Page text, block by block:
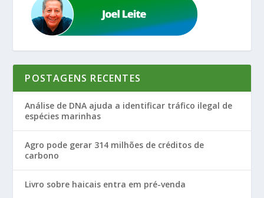
POSTAGENS RECENTES
Análise de DNA ajuda a identificar tráfico ilegal de
espécies marinhas
Agro pode gerar 314 milhões de créditos de
carbono
Livro sobre haicais entra em pré-venda